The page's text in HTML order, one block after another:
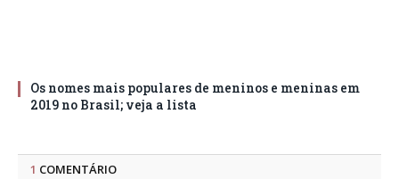
Os nomes mais populares de meninos e meninas em
2019 no Brasil; veja a lista
1 COMENTÁRIO